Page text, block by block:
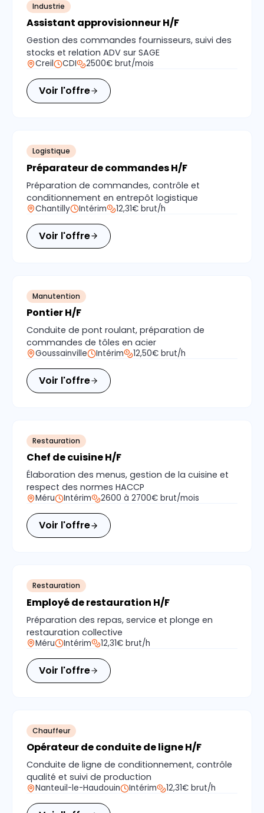
Industrie
Assistant approvisionneur H/F
Gestion des commandes fournisseurs, suivi des
stocks et relation ADV sur SAGE
Creil CDI 2500€ brut/mois
Voir l'offre
Logistique
Préparateur de commandes H/F
Préparation de commandes, contrôle et
conditionnement en entrepôt logistique
Chantilly Intérim 12,31€ brut/h
Voir l'offre
Manutention
Pontier H/F
Conduite de pont roulant, préparation de
commandes de tôles en acier
Goussainville Intérim 12,50€ brut/h
Voir l'offre
Restauration
Chef de cuisine H/F
Élaboration des menus, gestion de la cuisine et
respect des normes HACCP
Méru Intérim 2600 à 2700€ brut/mois
Voir l'offre
Restauration
Employé de restauration H/F
Préparation des repas, service et plonge en
restauration collective
Méru Intérim 12,31€ brut/h
Voir l'offre
Chauffeur
Opérateur de conduite de ligne H/F
Conduite de ligne de conditionnement, contrôle
qualité et suivi de production
Nanteuil-le-Haudouin Intérim 12,31€ brut/h